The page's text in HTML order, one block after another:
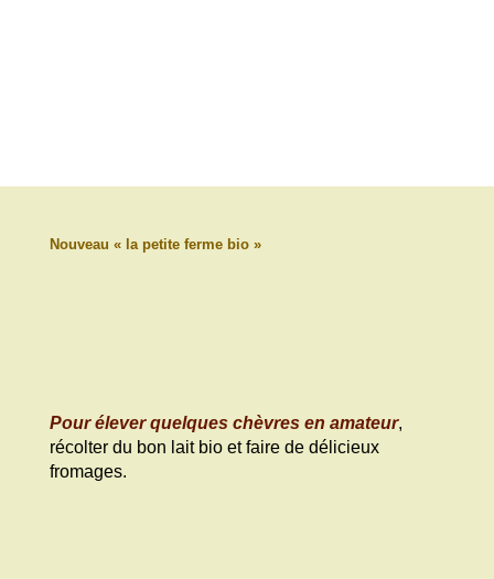
Nouveau « la petite ferme bio »
Pour élever quelques chèvres en amateur,
récolter du bon lait bio et faire de délicieux
fromages.